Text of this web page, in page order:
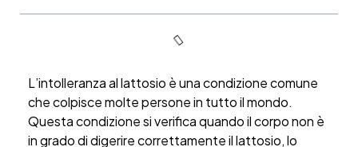
L’intolleranza al lattosio è una condizione comune
che colpisce molte persone in tutto il mondo.
Questa condizione si verifica quando il corpo non è
in grado di digerire correttamente il lattosio, lo